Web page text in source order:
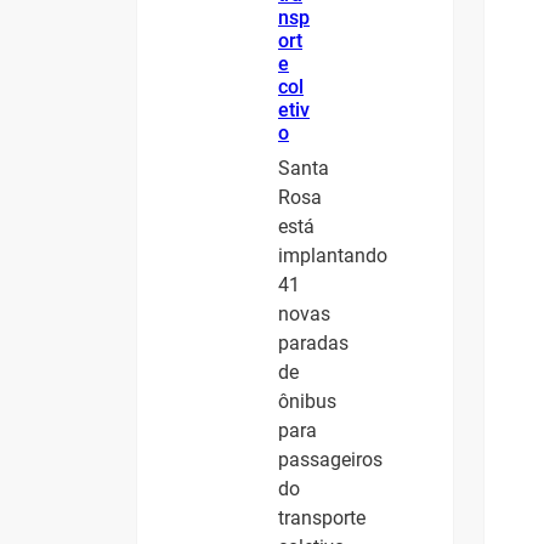
nsp
ort
e
col
etiv
o
Santa
Rosa
está
implantando
41
novas
paradas
de
ônibus
para
passageiros
do
transporte